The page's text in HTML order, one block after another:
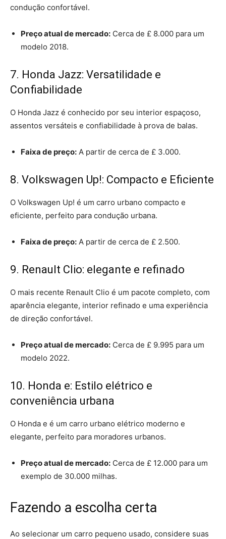
condução confortável.
Preço atual de mercado: Cerca de £ 8.000 para um
modelo 2018.
7. Honda Jazz: Versatilidade e
Confiabilidade
O Honda Jazz é conhecido por seu interior espaçoso,
assentos versáteis e confiabilidade à prova de balas.
Faixa de preço: A partir de cerca de £ 3.000.
8. Volkswagen Up!: Compacto e Eficiente
O Volkswagen Up! é um carro urbano compacto e
eficiente, perfeito para condução urbana.
Faixa de preço: A partir de cerca de £ 2.500.
9. Renault Clio: elegante e refinado
O mais recente Renault Clio é um pacote completo, com
aparência elegante, interior refinado e uma experiência
de direção confortável.
Preço atual de mercado: Cerca de £ 9.995 para um
modelo 2022.
10. Honda e: Estilo elétrico e
conveniência urbana
O Honda e é um carro urbano elétrico moderno e
elegante, perfeito para moradores urbanos.
Preço atual de mercado: Cerca de £ 12.000 para um
exemplo de 30.000 milhas.
Fazendo a escolha certa
Ao selecionar um carro pequeno usado, considere suas